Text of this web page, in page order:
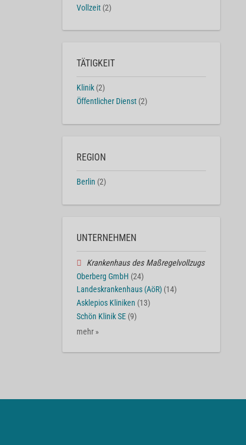
Vollzeit (2)
TÄTIGKEIT
Klinik (2)
Öffentlicher Dienst (2)
REGION
Berlin (2)
UNTERNEHMEN
Krankenhaus des Maßregelvollzugs
Oberberg GmbH (24)
Landeskrankenhaus (AöR) (14)
Asklepios Kliniken (13)
Schön Klinik SE (9)
mehr »